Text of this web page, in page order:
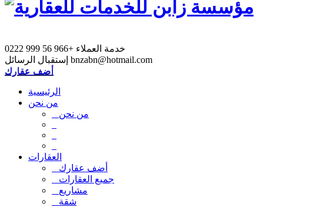
خدمة العملاء +966 56 999 0222
bnzabn@hotmail.com
أضف عقارك
الرئيسية
من نحن
من نحن
العقارات
أضف عقارك
جميع العقارات
مشاريع
شقة